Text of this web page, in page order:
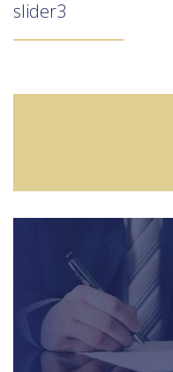
slider3